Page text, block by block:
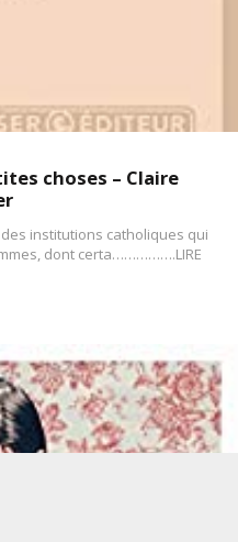
choses – Claire
institutions catholiques qui
dont certa…………….LIRE